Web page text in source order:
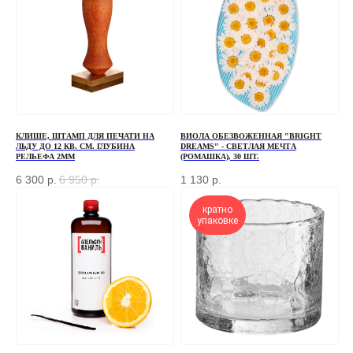
КЛИШЕ, ШТАМП ДЛЯ ПЕЧАТИ НА
ЛЬДУ ДО 12 КВ. СМ. ГЛУБИНА
РЕЛЬЕФА 2ММ
6 300 р. 6 950 р.
ВИОЛА ОБЕЗВОЖЕННАЯ "BRIGHT
DREAMS" - СВЕТЛАЯ МЕЧТА
(РОМАШКА), 30 ШТ.
1 130 р.
кратно
упаковке
свяжемся с вами
Отправляя форму, вы соглашаетесь
с Политикой
+7 (966) 077-55-50
Г. МОСКВА, ДЕРБЕНЕВСКАЯ
НАБЕРЕЖНАЯ, Д. 7, СТР. 2